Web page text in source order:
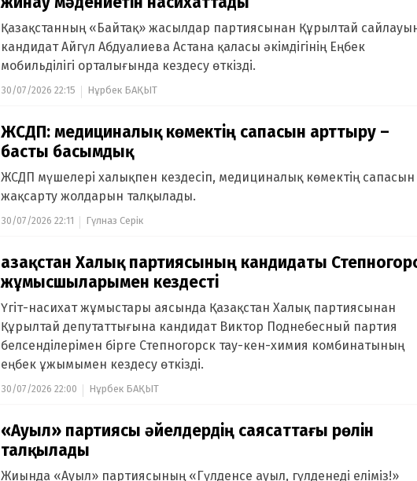
Қазақстанның «Байтақ» жасылдар партиясынан Құрылтай
кандидат Айгүл Абдуалиева Астана қаласы әкімдігінің Еңбек
мобильділігі орталығында кездесу өткізді.
30/07/2026 22:15 Нұрбек БАҚЫТ
ЖСДП: медициналық көмектің сапасын арттыру –
басты басымдық
ЖСДП мүшелері халықпен кездесіп, медициналық көмектің сапасын
жақсарту жолдарын талқылады.
30/07/2026 22:11 Гүлназ Серік
Қазақстан Халық партиясының кандидаты
жұмысшыларымен кездесті
Үгіт-насихат жұмыстары аясында Қазақстан Халық партиясынан
Құрылтай депутаттығына кандидат Виктор Поднебесный партия
белсенділерімен бірге Степногорск тау-кен-химия комбинатының
еңбек ұжымымен кездесу өткізді.
30/07/2026 22:00 Нұрбек БАҚЫТ
«Ауыл» партиясы әйелдердің саясаттағы рөлін
талқылады
Жиында «Ауыл» партиясының «Гүлденсе ауыл, гүлденеді еліміз!»